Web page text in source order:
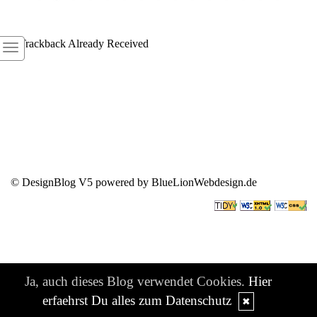
1 Trackback Already Received
© DesignBlog V5 powered by BlueLionWebdesign.de
Ja, auch dieses Blog verwendet Cookies. Hier
erfaehrst Du alles zum Datenschutz
✖